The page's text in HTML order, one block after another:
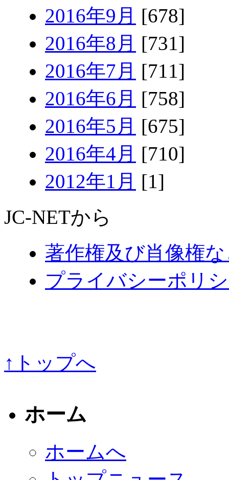
2016年9月 [678]
2016年8月 [731]
2016年7月 [711]
2016年6月 [758]
2016年5月 [675]
2016年4月 [710]
2012年1月 [1]
JC-NETから
著作権及び肖像権
プライバシーポリ
↑トップへ
ホーム
ホームへ